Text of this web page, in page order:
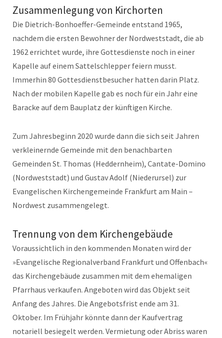
Zusammenlegung von Kirchorten
Die Dietrich-Bonhoeffer-Gemeinde entstand 1965,
nachdem die ersten Bewohner der Nordweststadt, die ab
1962 errichtet wurde, ihre Gottesdienste noch in einer
Kapelle auf einem Sattelschlepper feiern musst.
Immerhin 80 Gottesdienstbesucher hatten darin Platz.
Nach der mobilen Kapelle gab es noch für ein Jahr eine
Baracke auf dem Bauplatz der künftigen Kirche.
Zum Jahresbeginn 2020 wurde dann die sich seit Jahren
verkleinernde Gemeinde mit den benachbarten
Gemeinden St. Thomas (Heddernheim), Cantate-Domino
(Nordweststadt) und Gustav Adolf (Niederursel) zur
Evangelischen Kirchengemeinde Frankfurt am Main –
Nordwest zusammengelegt.
Trennung von dem Kirchengebäude
Voraussichtlich in den kommenden Monaten wird der
»Evangelische Regionalverband Frankfurt und Offenbach«
das Kirchengebäude zusammen mit dem ehemaligen
Pfarrhaus verkaufen. Angeboten wird das Objekt seit
Anfang des Jahres. Die Angebotsfrist ende am 31.
Oktober. Im Frühjahr könnte dann der Kaufvertrag
notariell besiegelt werden. Vermietung oder Abriss waren